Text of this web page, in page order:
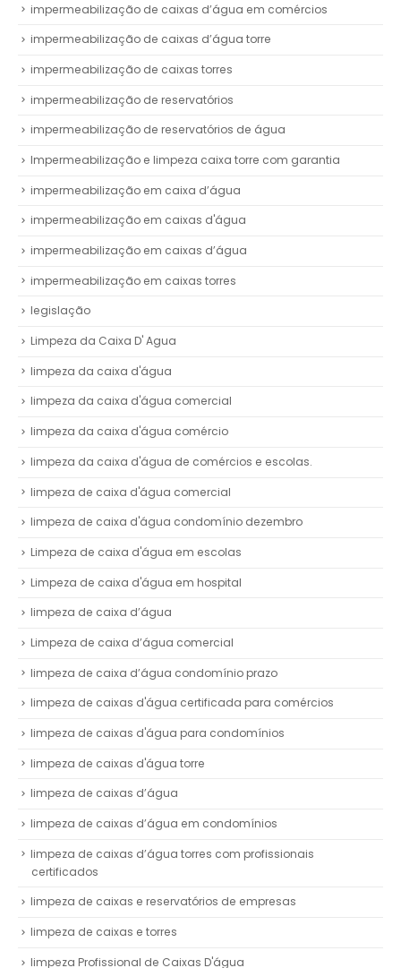
impermeabilização de caixas d’água em comércios
impermeabilização de caixas d’água torre
impermeabilização de caixas torres
impermeabilização de reservatórios
impermeabilização de reservatórios de água
Impermeabilização e limpeza caixa torre com garantia
impermeabilização em caixa d’água
impermeabilização em caixas d'água
impermeabilização em caixas d’água
impermeabilização em caixas torres
legislação
Limpeza da Caixa D' Agua
limpeza da caixa d'água
limpeza da caixa d'água comercial
limpeza da caixa d'água comércio
limpeza da caixa d'água de comércios e escolas.
limpeza de caixa d'água comercial
limpeza de caixa d'água condomínio dezembro
Limpeza de caixa d'água em escolas
Limpeza de caixa d'água em hospital
limpeza de caixa d’água
Limpeza de caixa d’água comercial
limpeza de caixa d’água condomínio prazo
limpeza de caixas d'água certificada para comércios
limpeza de caixas d'água para condomínios
limpeza de caixas d'água torre
limpeza de caixas d’água
limpeza de caixas d’água em condomínios
limpeza de caixas d’água torres com profissionais
certificados
limpeza de caixas e reservatórios de empresas
limpeza de caixas e torres
limpeza Profissional de Caixas D'água